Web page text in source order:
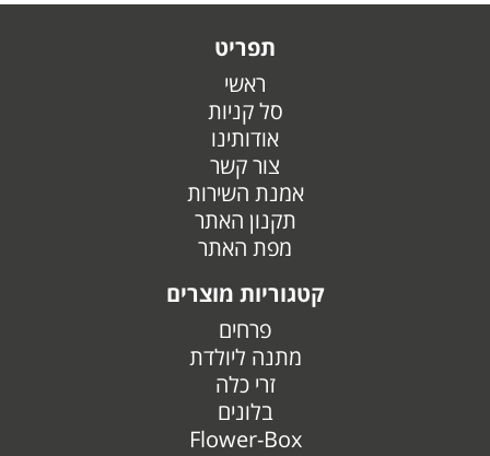
תפריט
ראשי
סל קניות
אודותינו
צור קשר
אמנת השירות
תקנון האתר
מפת האתר
קטגוריות מוצרים
פרחים
מתנה ליולדת
זרי כלה
בלונים
Flower-Box